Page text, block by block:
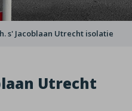
s' Jacoblaan Utrecht isolatie
Utrecht